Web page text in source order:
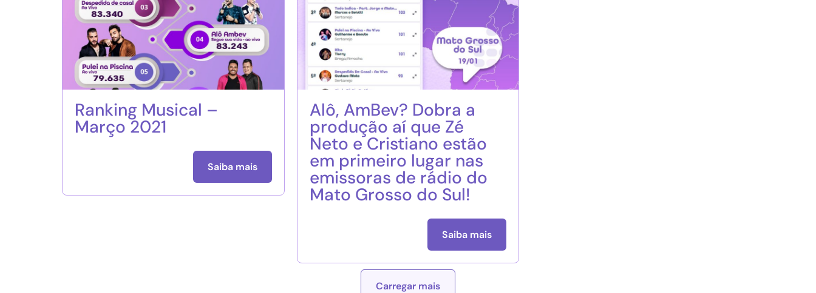
Ranking Musical –
Março 2021
Saiba mais
Alô, AmBev? Dobra a
produção aí que Zé
Neto e Cristiano estão
em primeiro lugar nas
emissoras de rádio do
Mato Grosso do Sul!
Saiba mais
Carregar mais